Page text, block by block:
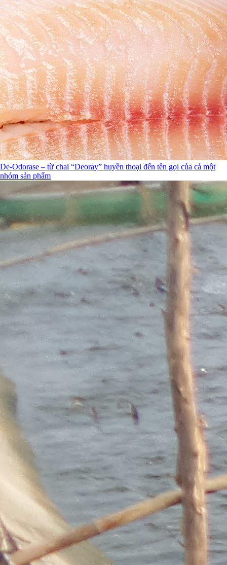
De-Odorase – từ chai “Deoray” huyền thoại đến tên gọi của cả một
nhóm sản phẩm